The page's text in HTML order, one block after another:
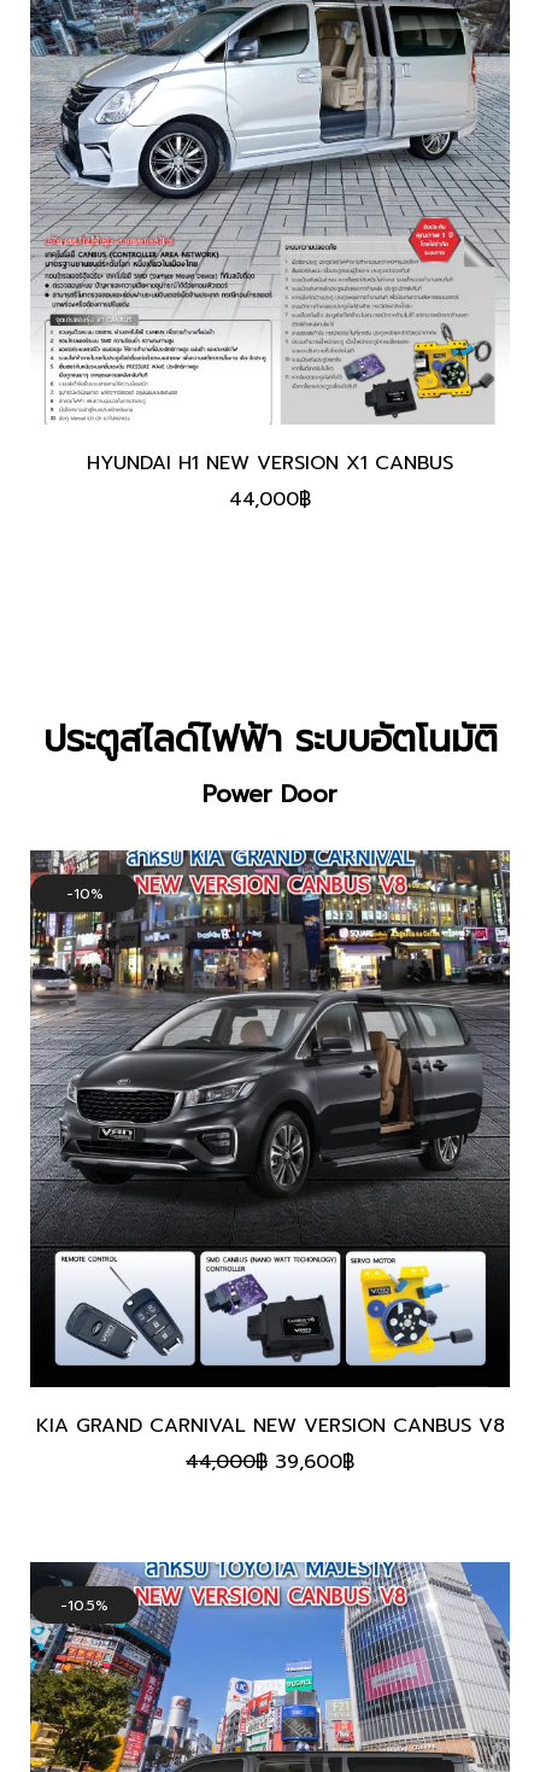
HYUNDAI H1 NEW VERSION X1 CANBUS
44,000฿
ประตูสไลด์ไฟฟ้า ระบบอัตโนมัติ
Power Door
10%
KIA GRAND CARNIVAL NEW VERSION CANBUS V8
44,000฿ Original
39,600฿Current
10.5%